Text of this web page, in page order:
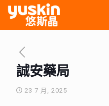
誠安藥局
23 7 月, 2025